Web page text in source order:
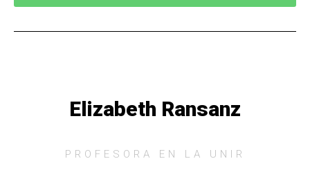
Elizabeth Ransanz
PROFESORA EN LA UNIR